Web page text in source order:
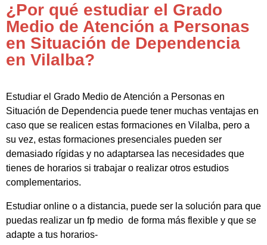
¿Por qué estudiar el Grado
Medio de Atención a Personas
en Situación de Dependencia
en Vilalba?
Estudiar el Grado Medio de Atención a Personas en
Situación de Dependencia puede tener muchas ventajas en
caso que se realicen estas formaciones en Vilalba, pero a
su vez, estas formaciones presenciales pueden ser
demasiado rígidas y no adaptarsea las necesidades que
tienes de horarios si trabajar o realizar otros estudios
complementarios.
Estudiar online o a distancia, puede ser la solución para que
puedas realizar un fp medio de forma más flexible y que se
adapte a tus horarios-